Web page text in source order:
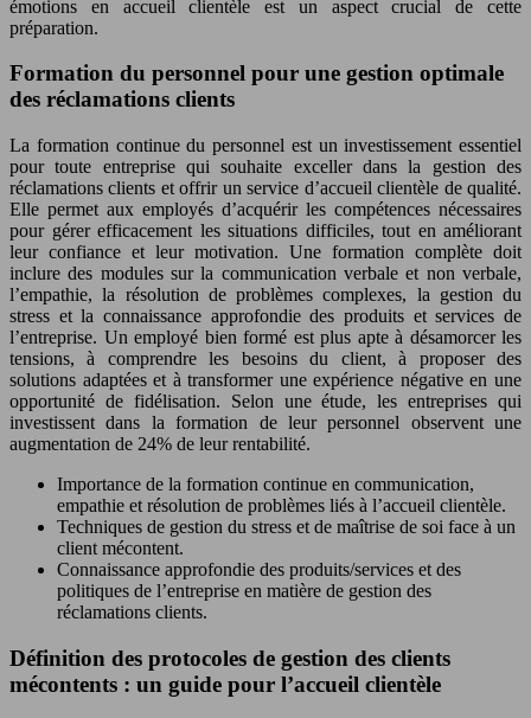
émotions en accueil clientèle est un aspect crucial de cette
préparation.
Formation du personnel pour une gestion optimale
des réclamations clients
La formation continue du personnel est un investissement essentiel
pour toute entreprise qui souhaite exceller dans la gestion des
réclamations clients et offrir un service d’accueil clientèle de qualité.
Elle permet aux employés d’acquérir les compétences nécessaires
pour gérer efficacement les situations difficiles, tout en améliorant
leur confiance et leur motivation. Une formation complète doit
inclure des modules sur la communication verbale et non verbale,
l’empathie, la résolution de problèmes complexes, la gestion du
stress et la connaissance approfondie des produits et services de
l’entreprise. Un employé bien formé est plus apte à désamorcer les
tensions, à comprendre les besoins du client, à proposer des
solutions adaptées et à transformer une expérience négative en une
opportunité de fidélisation. Selon une étude, les entreprises qui
investissent dans la formation de leur personnel observent une
augmentation de 24% de leur rentabilité.
Importance de la formation continue en communication,
empathie et résolution de problèmes liés à l’accueil clientèle.
Techniques de gestion du stress et de maîtrise de soi face à un
client mécontent.
Connaissance approfondie des produits/services et des
politiques de l’entreprise en matière de gestion des
réclamations clients.
Définition des protocoles de gestion des clients
mécontents : un guide pour l’accueil clientèle